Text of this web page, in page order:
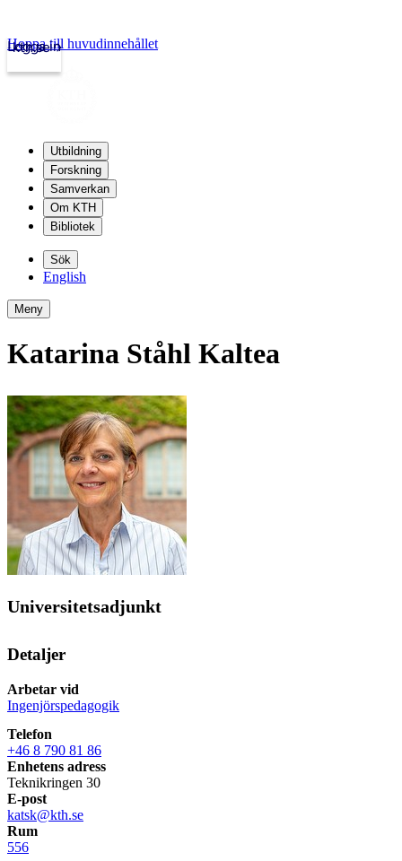
kth.se
Logga in
Hoppa till huvudinnehållet
Utbildning
Forskning
Samverkan
Om KTH
Bibliotek
Sök
English
Meny
Katarina Ståhl Kaltea
Universitetsadjunkt
Detaljer
Arbetar vid
Ingenjörspedagogik
Telefon
+46 8 790 81 86
Enhetens adress
Teknikringen 30
E-post
katsk@kth.se
Rum
556